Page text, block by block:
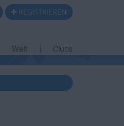
REGISTRIEREN
Welt Clubs